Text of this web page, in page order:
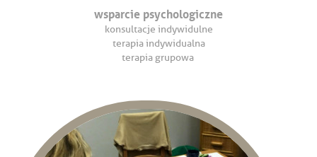
wsparcie psychologiczne
konsultacje indywidulne
terapia indywidualna
terapia grupowa